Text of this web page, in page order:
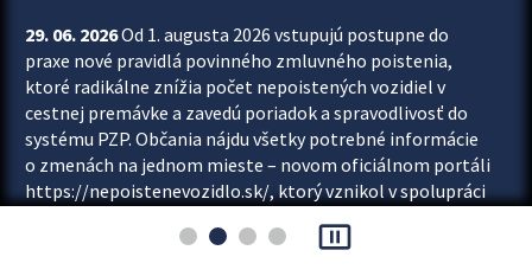
29. 06. 2026Od 1. augusta 2026 vstupujú postupne do
praxe nové pravidlá povinného zmluvného poistenia,
ktoré radikálne znížia počet nepoistených vozidiel v
cestnej premávke a zavedú poriadok a spravodlivosť do
systému PZP. Občania nájdu všetky potrebné informácie
o zmenách na jednom mieste – novom oficiálnom portáli
https://nepoistenevozidlo.sk/, ktorý vznikol v spolupráci
asociácie poisťovní (SLASPO) a Ministerstva vnútra SR.
pause_presentation